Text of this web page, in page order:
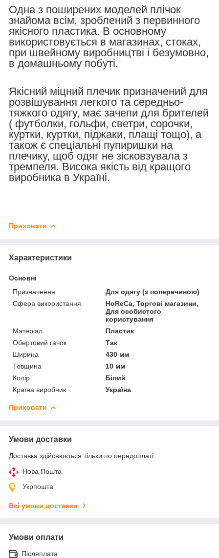
Одна з поширених моделей плічок
знайома всім, зроблений з первинного
якісного пластика. В основному
використовується в магазинах, стоках,
при швейному виробництві і безумовно,
в домашньому побуті.
Якісний міцний плечик призначений для
розвішування легкого та середньо-
тяжкого одягу, має зачепи для брителей
( футболки, гольфи, светри, сорочки,
куртки, куртки, піджаки, плащі тощо), а
також є спеціальні пупиришки на
плечику, щоб одяг не зісковзувала з
тремпеля. Висока якість від кращого
виробника в Україні.
Приховати
Характеристики
Основні
Призначення
Для одягу (з поперечиною)
Сфера використання
HoReCa, Торгові магазини,
Для особистого
користування
Матеріал
Пластик
Обертовий гачок
Так
Ширина
430 мм
Товщина
10 мм
Колір
Білий
Країна виробник
Україна
Приховати
Умови доставки
Доставка здійснюється тільки по передоплаті.
Нова Пошта
Укрпошта
Всі умови доставки
Умови оплати
Післяплата